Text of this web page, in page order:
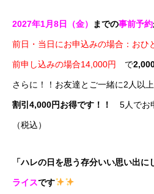
2027年1月8日（金） までの事前予約
前日・当日にお申込みの場合：お
前申し込みの場合14,000円 で
さらに！！お友達とご一緒に2人以
割引4,000円お得です！！ 5人でお
（税込）
「ハレの日を思う存分いい思い出に
ライスです